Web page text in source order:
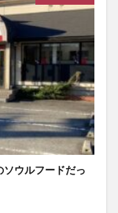
ウルフードだっ